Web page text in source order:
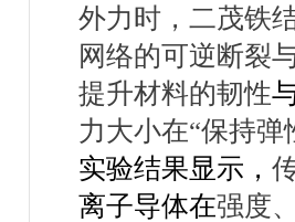
外力时，二茂铁
网络的可逆断裂
提升材料的韧性
力大小在“保持弹
实验结果显示，
离子导体在强度